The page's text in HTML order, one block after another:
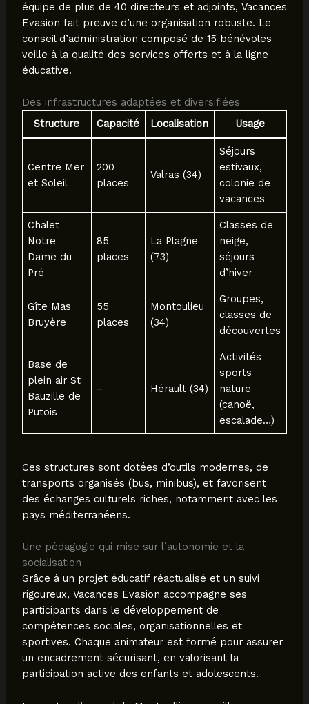
équipe de plus de 40 directeurs et adjoints, Vacances
Evasion fait preuve d’une organisation robuste. Le
conseil d’administration composé de 15 bénévoles
veille à la qualité des services offerts et à la ligne
éducative.
Des infrastructures adaptées et diversifiées
Structure
Capacité Localisation Usage
Centre Mer
et Soleil
200
places
Valras (34)
Séjours
estivaux,
colonie de
vacances
Chalet
Notre
Dame du
Pré
85
places
La Plagne
(73)
Classes de
neige,
séjours
d’hiver
Gîte Mas
Bruyère
55
places
Montoulieu
(34)
Groupes,
classes de
découvertes
Base de
plein air St
Bauzille de
Putois
– Hérault (34)
Activités
sports
nature
(canoë,
escalade…)
Ces structures sont dotées d’outils modernes, de
transports organisés (bus, minibus), et favorisent
des échanges culturels riches, notamment avec les
pays méditerranéens.
Une pédagogie qui mise sur l’autonomie et la
socialisation
Grâce à un projet éducatif réactualisé et un suivi
rigoureux, Vacances Evasion accompagne ses
participants dans le développement de
compétences sociales, organisationnelles et
sportives. Chaque animateur est formé pour assurer
un encadrement sécurisant, en valorisant la
participation active des enfants et adolescents.